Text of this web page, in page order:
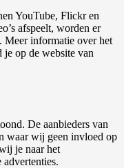
YouTube, Flickr en
afspeelt, worden er
Meer informatie over het
op de website van
De aanbieders van
waar wij geen invloed op
je naar het